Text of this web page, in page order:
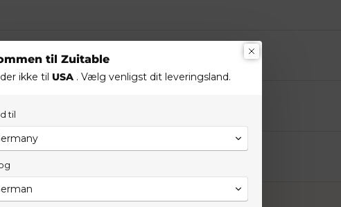
til Zuitable
ikke til USA . Vælg venligst dit leveringsland.
til